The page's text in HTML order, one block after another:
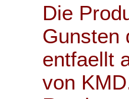
Die
Gunsten
entfaellt
von